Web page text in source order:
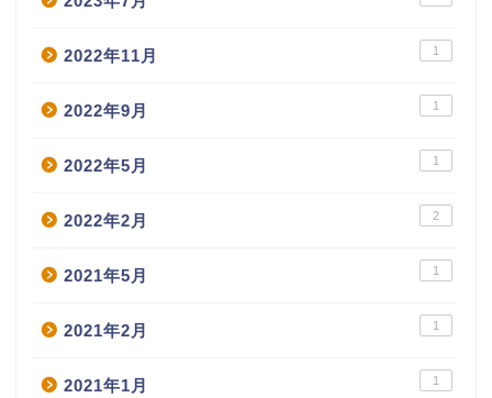
2022年11月 1
2022年9月 1
2022年5月 1
2022年2月 2
2021年5月 1
2021年2月 1
2021年1月 1